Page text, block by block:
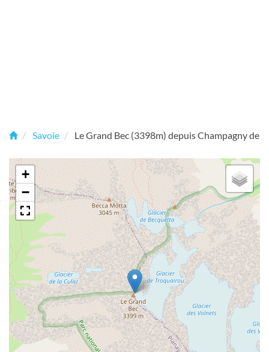
Savoie Le Grand Bec (3398m) depuis Champagny de
+
−